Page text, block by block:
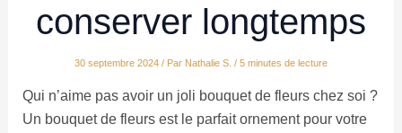
conserver longtemps
30 septembre 2024 / Par Nathalie S. / 5 minutes de lecture
Qui n’aime pas avoir un joli bouquet de fleurs chez soi ?
Un bouquet de fleurs est le parfait ornement pour votre